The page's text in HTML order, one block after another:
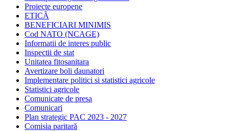
Proiecte europene
ETICĂ
BENEFICIARI MINIMIS
Cod NATO (NCAGE)
Informatii de interes public
Inspectii de stat
Unitatea fitosanitara
Avertizare boli daunatori
Implementare politici si statistici agricole
Statistici agricole
Comunicate de presa
Comunicari
Plan strategic PAC 2023 - 2027
Comisia paritară